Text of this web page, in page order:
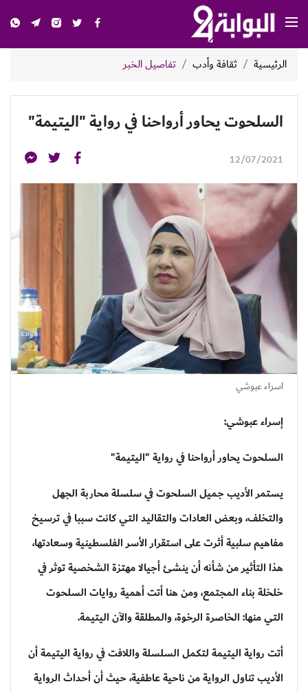
الرئيسية ثقافة وأدب تفاصيل الخبر
السلحوت يحاور أرواحنا في رواية "اليتيمة"
12/07/2021
اسراء عبوشي
إسراء عبوشي:
السلحوت يحاور أرواحنا في رواية "اليتيمة"
يستمر الأديبجميل السلحوتفي سلسلة محاربة الجهل
والتخلف، وبعض العادات والتقاليد التي كانت سببا في ترسيخ
مفاهيم سلبية أثرت على استقرار الأسر الفلسطينية وسعادتها،
هذا التأثير من شأنه أن ينشئ أجيالا مهتزة الشخصية توثر في
خلخلة بناء المجتمع، ومن هنا أتت أهمية روايات السلحوت
التي منها:الخاصرة الرخوة، والمطلقة والآن اليتيمة.
أتت روايةاليتيمةلتكمل السلسلة واللافت في رواية اليتيمة أن
الأديب تناول الرواية من ناحية عاطفية، حيث أن أحداث الرواية